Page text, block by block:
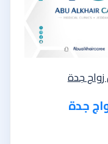
جدة
جدة